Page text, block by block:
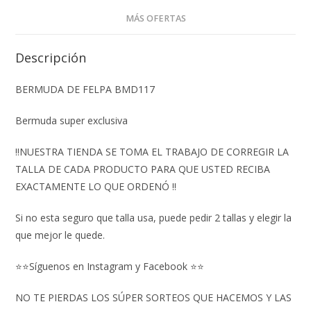
MÁS OFERTAS
Descripción
BERMUDA DE FELPA BMD117
Bermuda super exclusiva
‼️NUESTRA TIENDA SE TOMA EL TRABAJO DE CORREGIR LA
TALLA DE CADA PRODUCTO PARA QUE USTED RECIBA
EXACTAMENTE LO QUE ORDENÓ ‼️
Si no esta seguro que talla usa, puede pedir 2 tallas y elegir la
que mejor le quede.
⭐⭐Síguenos en Instagram y Facebook ⭐⭐
NO TE PIERDAS LOS SÚPER SORTEOS QUE HACEMOS Y LAS